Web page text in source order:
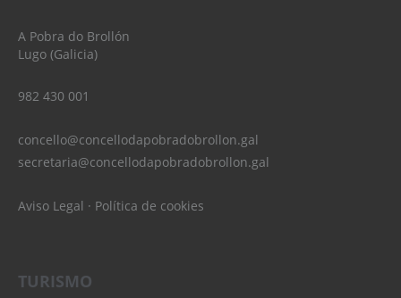
A Pobra do Brollón
Lugo (Galicia)
982 430 001
concello@concellodapobradobrollon.gal
secretaria@concellodapobradobrollon.gal
Aviso Legal · Política de cookies
TURISMO